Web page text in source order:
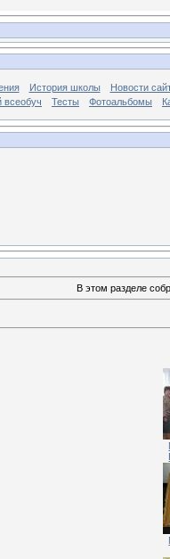
История школы
Новости
всеобуч Тесты Фотоальбомы
В этом разделе